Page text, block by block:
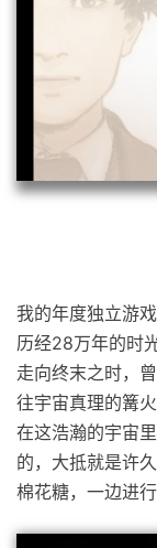
我的年度独立游
历经28万年的时
走向终末之时，
往宇宙真理的篝火
在这浩瀚的宇宙
的，大抵就是许
棉花糖，一边进